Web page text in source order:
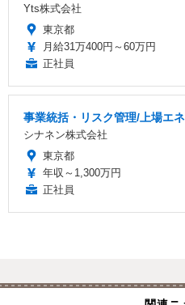
Yts株式会社
東京都
月給31万400円～60万円
正社員
事業統括・リスク管理/上場エ
シナネン株式会社
東京都
年収～1,300万円
正社員